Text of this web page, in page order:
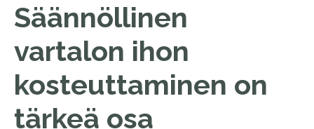
Säännöllinen
vartalon ihon
kosteuttaminen on
tärkeä osa